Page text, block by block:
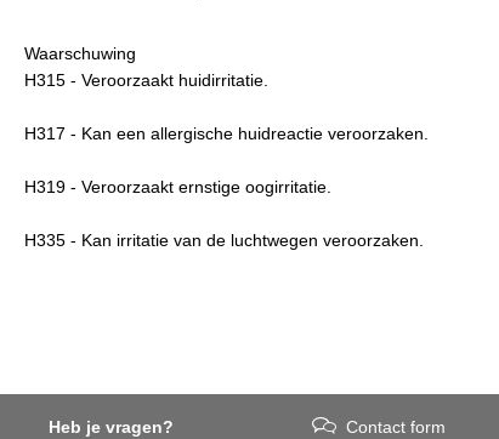
Waarschuwing
H315 - Veroorzaakt huidirritatie.
H317 - Kan een allergische huidreactie veroorzaken.
H319 - Veroorzaakt ernstige oogirritatie.
H335 - Kan irritatie van de luchtwegen veroorzaken.
Heb je vragen? Contact form